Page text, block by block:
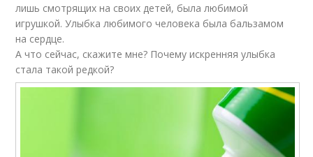
лишь смотрящих на своих детей, была любимой
игрушкой. Улыбка любимого человека была бальзамом
на сердце.
А что сейчас, скажите мне? Почему искренняя улыбка
стала такой редкой?